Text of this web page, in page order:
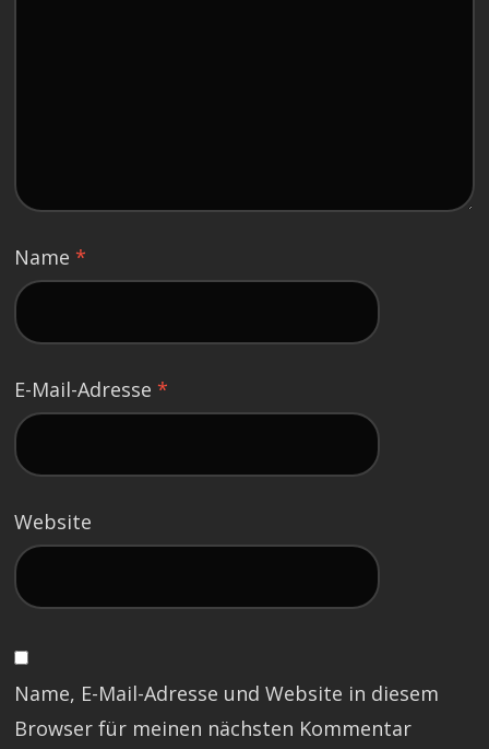
Name*
E-Mail-Adresse*
Website
Name, E-Mail-Adresse und Website in diesem
Browser für meinen nächsten Kommentar